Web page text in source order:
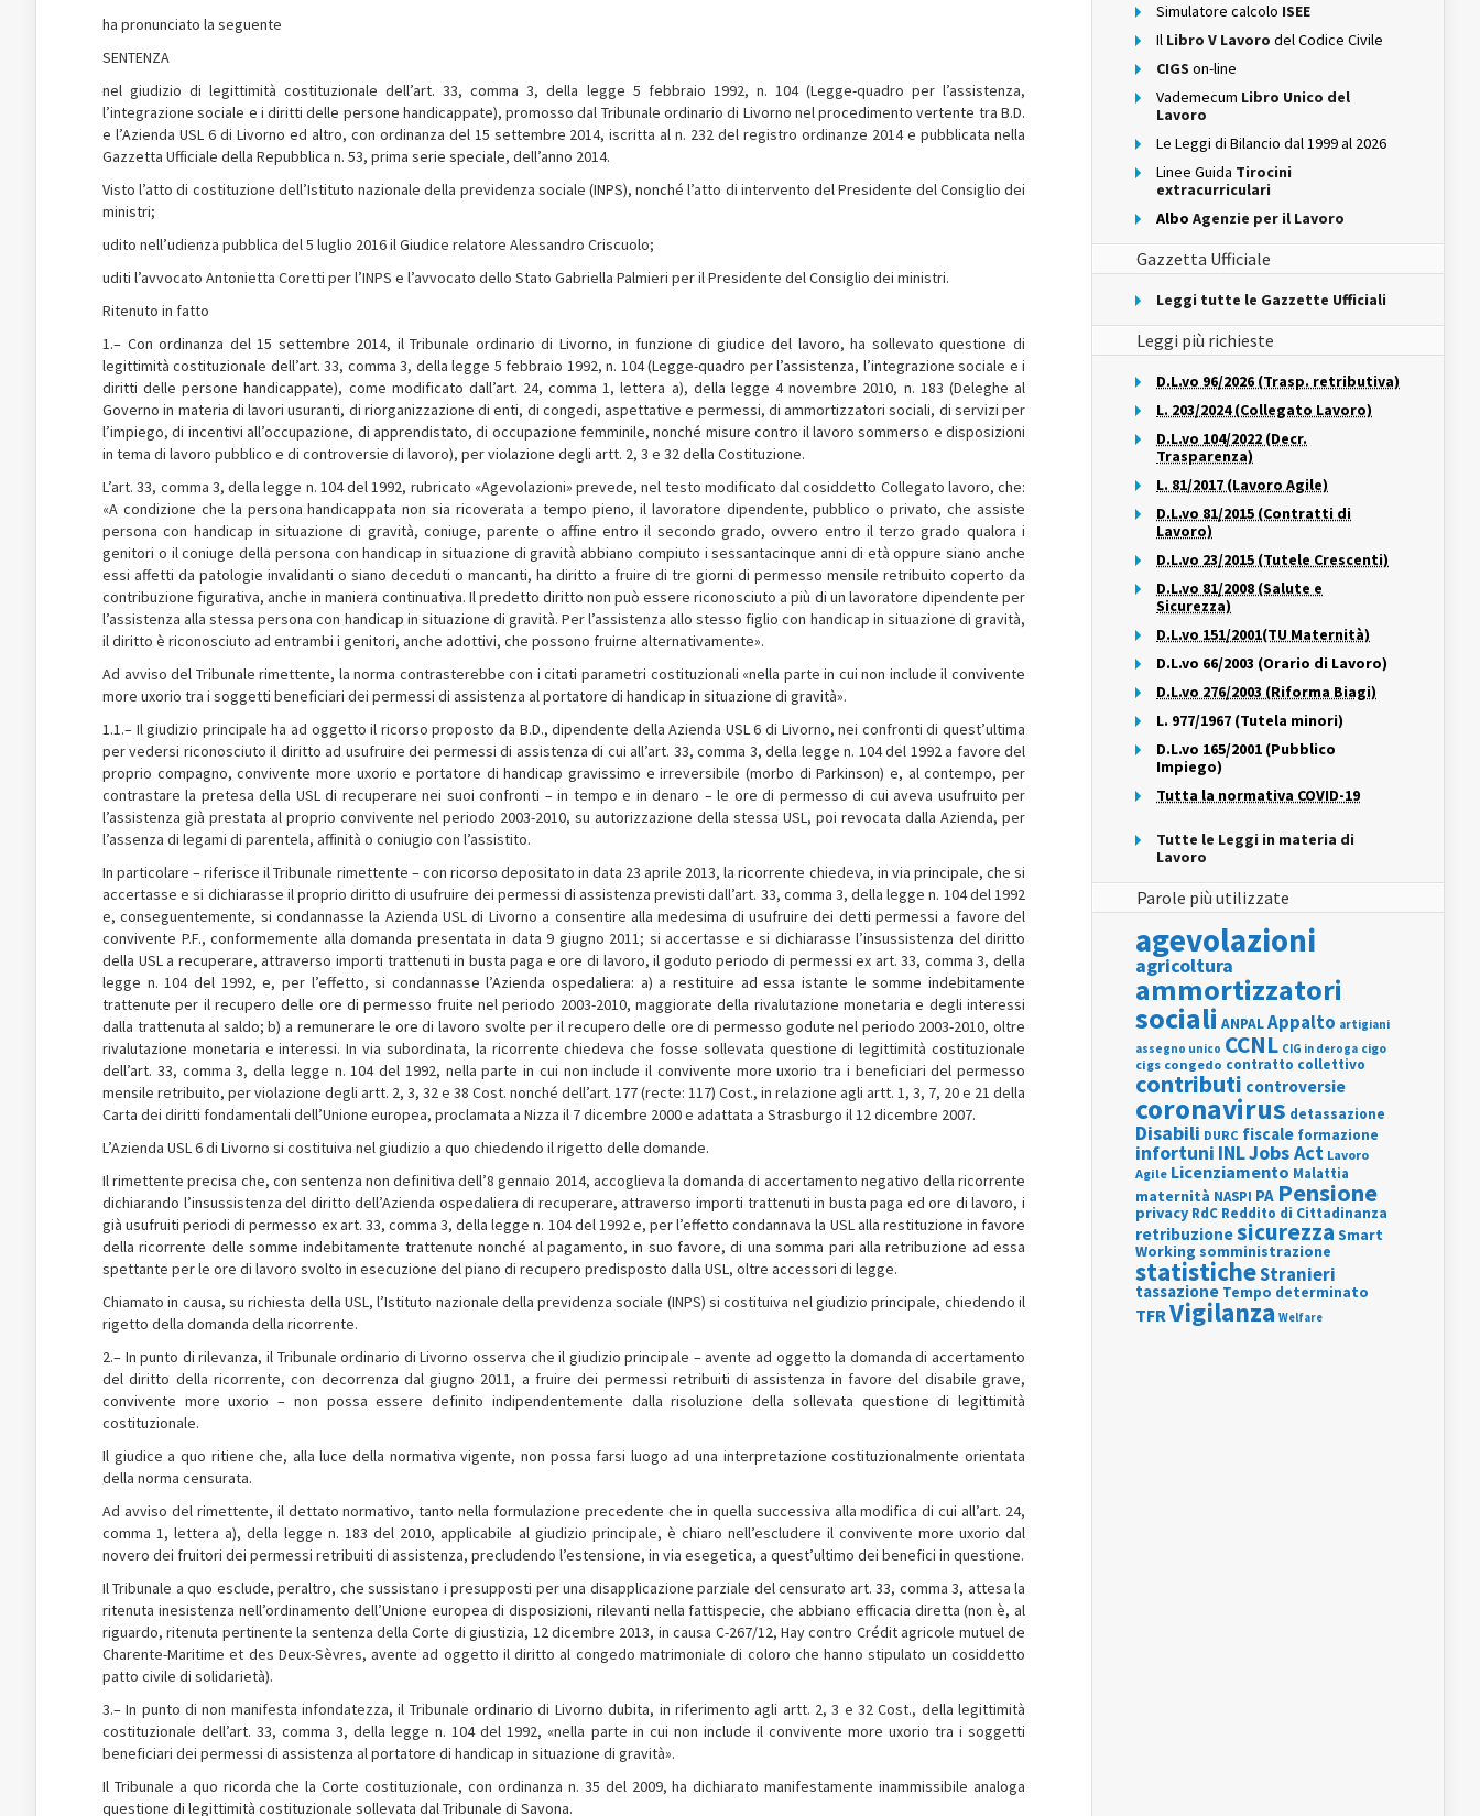
ha pronunciato la seguente
SENTENZA
nel giudizio di legittimità costituzionale dell’art. 33, comma 3, della legge 5 febbraio 1992, n. 104 (Legge-quadro per l’assistenza,
l’integrazione sociale e i diritti delle persone handicappate), promosso dal Tribunale ordinario di Livorno nel procedimento vertente tra B.D.
e l’Azienda USL 6 di Livorno ed altro, con ordinanza del 15 settembre 2014, iscritta al n. 232 del registro ordinanze 2014 e pubblicata nella
Gazzetta Ufficiale della Repubblica n. 53, prima serie speciale, dell’anno 2014.
Visto l’atto di costituzione dell’Istituto nazionale della previdenza sociale (INPS), nonché l’atto di intervento del Presidente del Consiglio dei
ministri;
udito nell’udienza pubblica del 5 luglio 2016 il Giudice relatore Alessandro Criscuolo;
uditi l’avvocato Antonietta Coretti per l’INPS e l’avvocato dello Stato Gabriella Palmieri per il Presidente del Consiglio dei ministri.
Ritenuto in fatto
1.– Con ordinanza del 15 settembre 2014, il Tribunale ordinario di Livorno, in funzione di giudice del lavoro, ha sollevato questione di
legittimità costituzionale dell’art. 33, comma 3, della legge 5 febbraio 1992, n. 104 (Legge-quadro per l’assistenza, l’integrazione sociale e i
diritti delle persone handicappate), come modificato dall’art. 24, comma 1, lettera a), della legge 4 novembre 2010, n. 183 (Deleghe al
Governo in materia di lavori usuranti, di riorganizzazione di enti, di congedi, aspettative e permessi, di ammortizzatori sociali, di servizi per
l’impiego, di incentivi all’occupazione, di apprendistato, di occupazione femminile, nonché misure contro il lavoro sommerso e disposizioni
in tema di lavoro pubblico e di controversie di lavoro), per violazione degli artt. 2, 3 e 32 della Costituzione.
L’art. 33, comma 3, della legge n. 104 del 1992, rubricato «Agevolazioni» prevede, nel testo modificato dal cosiddetto Collegato lavoro, che:
«A condizione che la persona handicappata non sia ricoverata a tempo pieno, il lavoratore dipendente, pubblico o privato, che assiste
persona con handicap in situazione di gravità, coniuge, parente o affine entro il secondo grado, ovvero entro il terzo grado qualora i
genitori o il coniuge della persona con handicap in situazione di gravità abbiano compiuto i sessantacinque anni di età oppure siano anche
essi affetti da patologie invalidanti o siano deceduti o mancanti, ha diritto a fruire di tre giorni di permesso mensile retribuito coperto da
contribuzione figurativa, anche in maniera continuativa. Il predetto diritto non può essere riconosciuto a più di un lavoratore dipendente per
l’assistenza alla stessa persona con handicap in situazione di gravità. Per l’assistenza allo stesso figlio con handicap in situazione di gravità,
il diritto è riconosciuto ad entrambi i genitori, anche adottivi, che possono fruirne alternativamente».
Ad avviso del Tribunale rimettente, la norma contrasterebbe con i citati parametri costituzionali «nella parte in cui non include il convivente
more uxorio tra i soggetti beneficiari dei permessi di assistenza al portatore di handicap in situazione di gravità».
1.1.– Il giudizio principale ha ad oggetto il ricorso proposto da B.D., dipendente della Azienda USL 6 di Livorno, nei confronti di quest’ultima
per vedersi riconosciuto il diritto ad usufruire dei permessi di assistenza di cui all’art. 33, comma 3, della legge n. 104 del 1992 a favore del
proprio compagno, convivente more uxorio e portatore di handicap gravissimo e irreversibile (morbo di Parkinson) e, al contempo, per
contrastare la pretesa della USL di recuperare nei suoi confronti – in tempo e in denaro – le ore di permesso di cui aveva usufruito per
l’assistenza già prestata al proprio convivente nel periodo 2003-2010, su autorizzazione della stessa USL, poi revocata dalla Azienda, per
l’assenza di legami di parentela, affinità o coniugio con l’assistito.
In particolare – riferisce il Tribunale rimettente – con ricorso depositato in data 23 aprile 2013, la ricorrente chiedeva, in via principale, che si
accertasse e si dichiarasse il proprio diritto di usufruire dei permessi di assistenza previsti dall’art. 33, comma 3, della legge n. 104 del 1992
e, conseguentemente, si condannasse la Azienda USL di Livorno a consentire alla medesima di usufruire dei detti permessi a favore del
convivente P.F., conformemente alla domanda presentata in data 9 giugno 2011; si accertasse e si dichiarasse l’insussistenza del diritto
della USL a recuperare, attraverso importi trattenuti in busta paga e ore di lavoro, il goduto periodo di permessi ex art. 33, comma 3, della
legge n. 104 del 1992, e, per l’effetto, si condannasse l’Azienda ospedaliera: a) a restituire ad essa istante le somme indebitamente
trattenute per il recupero delle ore di permesso fruite nel periodo 2003-2010, maggiorate della rivalutazione monetaria e degli interessi
dalla trattenuta al saldo; b) a remunerare le ore di lavoro svolte per il recupero delle ore di permesso godute nel periodo 2003-2010, oltre
rivalutazione monetaria e interessi. In via subordinata, la ricorrente chiedeva che fosse sollevata questione di legittimità costituzionale
dell’art. 33, comma 3, della legge n. 104 del 1992, nella parte in cui non include il convivente more uxorio tra i beneficiari del permesso
mensile retribuito, per violazione degli artt. 2, 3, 32 e 38 Cost. nonché dell’art. 177 (recte: 117) Cost., in relazione agli artt. 1, 3, 7, 20 e 21 della
Carta dei diritti fondamentali dell’Unione europea, proclamata a Nizza il 7 dicembre 2000 e adattata a Strasburgo il 12 dicembre 2007.
L’Azienda USL 6 di Livorno si costituiva nel giudizio a quo chiedendo il rigetto delle domande.
Il rimettente precisa che, con sentenza non definitiva dell’8 gennaio 2014, accoglieva la domanda di accertamento negativo della ricorrente
dichiarando l’insussistenza del diritto dell’Azienda ospedaliera di recuperare, attraverso importi trattenuti in busta paga ed ore di lavoro, i
già usufruiti periodi di permesso ex art. 33, comma 3, della legge n. 104 del 1992 e, per l’effetto condannava la USL alla restituzione in favore
della ricorrente delle somme indebitamente trattenute nonché al pagamento, in suo favore, di una somma pari alla retribuzione ad essa
spettante per le ore di lavoro svolto in esecuzione del piano di recupero predisposto dalla USL, oltre accessori di legge.
Chiamato in causa, su richiesta della USL, l’Istituto nazionale della previdenza sociale (INPS) si costituiva nel giudizio principale, chiedendo il
rigetto della domanda della ricorrente.
2.– In punto di rilevanza, il Tribunale ordinario di Livorno osserva che il giudizio principale – avente ad oggetto la domanda di accertamento
del diritto della ricorrente, con decorrenza dal giugno 2011, a fruire dei permessi retribuiti di assistenza in favore del disabile grave,
convivente more uxorio – non possa essere definito indipendentemente dalla risoluzione della sollevata questione di legittimità
costituzionale.
Il giudice a quo ritiene che, alla luce della normativa vigente, non possa farsi luogo ad una interpretazione costituzionalmente orientata
della norma censurata.
Ad avviso del rimettente, il dettato normativo, tanto nella formulazione precedente che in quella successiva alla modifica di cui all’art. 24,
comma 1, lettera a), della legge n. 183 del 2010, applicabile al giudizio principale, è chiaro nell’escludere il convivente more uxorio dal
novero dei fruitori dei permessi retribuiti di assistenza, precludendo l’estensione, in via esegetica, a quest’ultimo dei benefici in questione.
Il Tribunale a quo esclude, peraltro, che sussistano i presupposti per una disapplicazione parziale del censurato art. 33, comma 3, attesa la
ritenuta inesistenza nell’ordinamento dell’Unione europea di disposizioni, rilevanti nella fattispecie, che abbiano efficacia diretta (non è, al
riguardo, ritenuta pertinente la sentenza della Corte di giustizia, 12 dicembre 2013, in causa C-267/12, Hay contro Crédit agricole mutuel de
Charente-Maritime et des Deux-Sèvres, avente ad oggetto il diritto al congedo matrimoniale di coloro che hanno stipulato un cosiddetto
patto civile di solidarietà).
3.– In punto di non manifesta infondatezza, il Tribunale ordinario di Livorno dubita, in riferimento agli artt. 2, 3 e 32 Cost., della legittimità
costituzionale dell’art. 33, comma 3, della legge n. 104 del 1992, «nella parte in cui non include il convivente more uxorio tra i soggetti
beneficiari dei permessi di assistenza al portatore di handicap in situazione di gravità».
Il Tribunale a quo ricorda che la Corte costituzionale, con ordinanza n. 35 del 2009, ha dichiarato manifestamente inammissibile analoga
questione di legittimità costituzionale sollevata dal Tribunale di Savona.
Simulatore calcolo ISEE
Il Libro V Lavoro del Codice Civile
CIGS on-line
Vademecum Libro Unico del
Lavoro
Le Leggi di Bilancio dal 1999 al 2026
Linee Guida Tirocini
extracurriculari
Albo Agenzie per il Lavoro
Gazzetta Ufficiale
Leggi tutte le Gazzette Ufficiali
Leggi più richieste
D.L.vo 96/2026 (Trasp. retributiva)
L. 203/2024 (Collegato Lavoro)
D.L.vo 104/2022 (Decr.
Trasparenza)
L. 81/2017 (Lavoro Agile)
D.L.vo 81/2015 (Contratti di
Lavoro)
D.L.vo 23/2015 (Tutele Crescenti)
D.L.vo 81/2008 (Salute e
Sicurezza)
D.L.vo 151/2001(TU Maternità)
D.L.vo 66/2003 (Orario di Lavoro)
D.L.vo 276/2003 (Riforma Biagi)
L. 977/1967 (Tutela minori)
D.L.vo 165/2001 (Pubblico
Impiego)
Tutta la normativa COVID-19
Tutte le Leggi in materia di
Lavoro
Parole più utilizzate
agevolazioni
agricoltura
ammortizzatori
sociali ANPALAppalto artigiani
assegno unico CCNL CIG in deroga cigo
cigs congedo contratto collettivo
contributi controversie
coronavirus detassazione
Disabili DURC fiscale formazione
infortuni INLJobs Act Lavoro
Agile Licenziamento Malattia
maternità NASPI PA Pensione
privacy RdC Reddito di Cittadinanza
retribuzionesicurezza Smart
Working somministrazione
statisticheStranieri
tassazione Tempo determinato
TFRVigilanza Welfare